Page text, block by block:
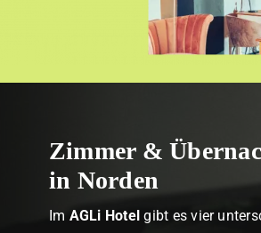
Zimmer &
in Norden
Im AGLi Hotel gibt es vier